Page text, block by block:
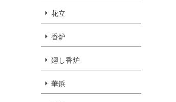
花立
香炉
廻し香炉
華鋲